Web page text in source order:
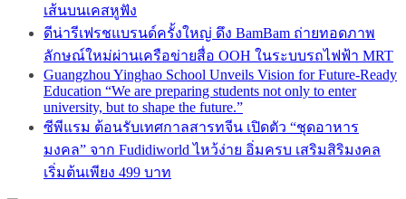
เส้นบนเคสหูฟัง
ดีน่ารีเฟรชแบรนด์ครั้งใหญ่ ดึง BamBam ถ่ายทอดภาพ
ลักษณ์ใหม่ผ่านเครือข่ายสื่อ OOH ในระบบรถไฟฟ้า MRT
Guangzhou Yinghao School Unveils Vision for Future-Ready
Education “We are preparing students not only to enter
university, but to shape the future.”
ซีพีแรม ต้อนรับเทศกาลสารทจีน เปิดตัว “ชุดอาหาร
มงคล” จาก Fudidiworld ไหว้ง่าย อิ่มครบ เสริมสิริมงคล
เริ่มต้นเพียง 499 บาท